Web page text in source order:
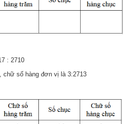
: 2710
chữ số hàng đơn vị là 3:2713